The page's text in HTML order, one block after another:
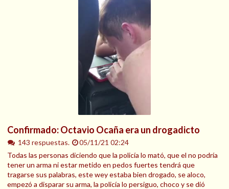
Confirmado: Octavio Ocaña era un drogadicto
143 respuestas.
05/11/21 02:24
Todas las personas diciendo que la policía lo mató, que el no podría
tener un arma ni estar metido en pedos fuertes tendrá que
tragarse sus palabras, este wey estaba bien drogado, se aloco,
empezó a disparar su arma, la policía lo persiguo, choco y se dió